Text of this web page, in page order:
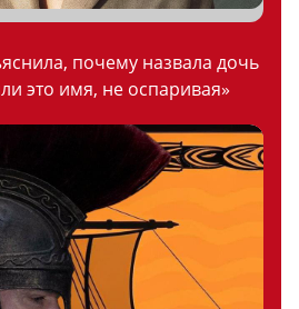
почему назвала дочь
это имя, не оспаривая»